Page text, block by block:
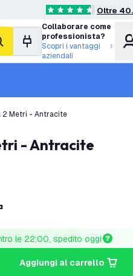
4.6 stelle diOltre
Collaborare come
professionista?
Scopri i vantaggi
aziendali
2 Metri - Antracite
- Antracite
le 22:00, spedito oggi
aggiungi al carrello